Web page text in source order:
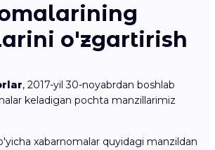
o'zgartirish
, 2017-yil 30-noyabrdan boshlab
keladigan pochta manzillarimiz
xabarnomalar quyidagi manzildan